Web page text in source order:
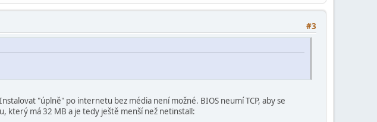
#3
"úplně" po internetu bez média není možné. BIOS neumí TCP, aby se
který má 32 MB a je tedy ještě menší než netinstall: